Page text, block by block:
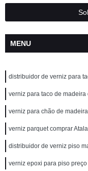
MENU
distribuidor de verniz para
verniz para taco de madeira
verniz para chão de
verniz parquet comprar
distribuidor de verniz piso
verniz epoxi para piso